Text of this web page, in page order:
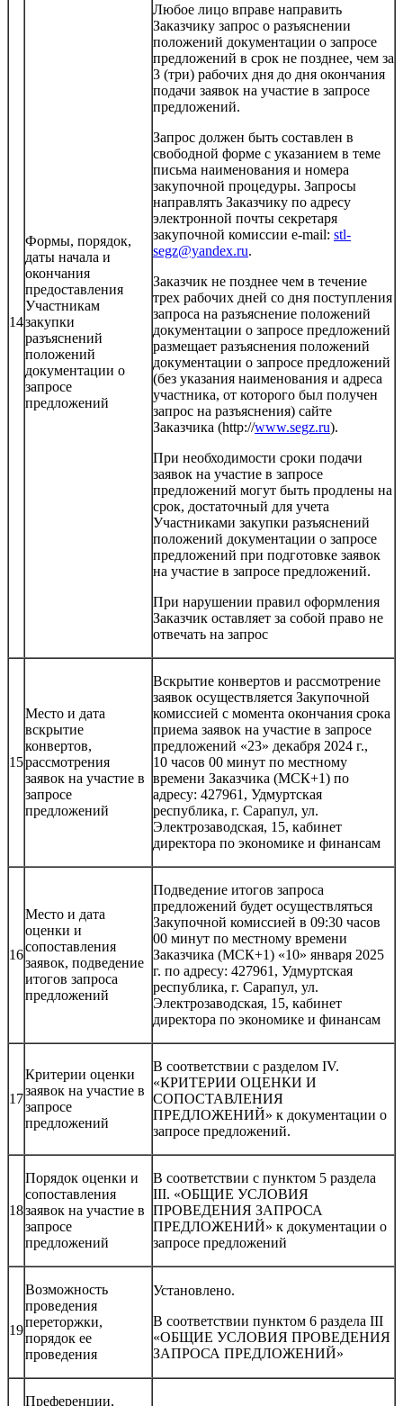
14
Формы, порядок,
даты начала и
окончания
предоставления
Участникам
закупки
разъяснений
положений
документации о
запросе
предложений
Любое лицо вправе направить
Заказчику запрос о разъяснении
положений документации о запросе
предложений в срок не позднее, чем за
3 (три) рабочих дня до дня окончания
подачи заявок на участие в запросе
предложений.
Запрос должен быть составлен в
свободной форме с указанием в теме
письма наименования и номера
закупочной процедуры. Запросы
направлять Заказчику по адресу
электронной почты секретаря
закупочной комиссии e-mail: stl-
segz@yandex.ru.
Заказчик не позднее чем в течение
трех рабочих дней со дня поступления
запроса на разъяснение положений
документации о запросе предложений
размещает разъяснения положений
документации о запросе предложений
(без указания наименования и адреса
участника, от которого был получен
запрос на разъяснения) сайте
Заказчика (http://www.segz.ru).
При необходимости сроки подачи
заявок на участие в запросе
предложений могут быть продлены на
срок, достаточный для учета
Участниками закупки разъяснений
положений документации о запросе
предложений при подготовке заявок
на участие в запросе предложений.
При нарушении правил оформления
Заказчик оставляет за собой право не
отвечать на запрос
15
Место и дата
вскрытие
конвертов,
рассмотрения
заявок на участие в
запросе
предложений
Вскрытие конвертов и рассмотрение
заявок осуществляется Закупочной
комиссией с момента окончания срока
приема заявок на участие в запросе
предложений «23» декабря 2024 г.,
10 часов 00 минут по местному
времени Заказчика (МСК+1) по
адресу: 427961, Удмуртская
республика, г. Сарапул, ул.
Электрозаводская, 15, кабинет
директора по экономике и финансам
16
Место и дата
оценки и
сопоставления
заявок, подведение
итогов запроса
предложений
Подведение итогов запроса
предложений будет осуществляться
Закупочной комиссией в 09:30 часов
00 минут по местному времени
Заказчика (МСК+1) «10» января 2025
г. по адресу: 427961, Удмуртская
республика, г. Сарапул, ул.
Электрозаводская, 15, кабинет
директора по экономике и финансам
17
Критерии оценки
заявок на участие в
запросе
предложений
В соответствии с разделом IV.
«КРИТЕРИИ ОЦЕНКИ И
СОПОСТАВЛЕНИЯ
ПРЕДЛОЖЕНИЙ» к документации о
запросе предложений.
18
Порядок оценки и
сопоставления
заявок на участие в
запросе
предложений
В соответствии с пунктом 5 раздела
III. «ОБЩИЕ УСЛОВИЯ
ПРОВЕДЕНИЯ ЗАПРОСА
ПРЕДЛОЖЕНИЙ» к документации о
запросе предложений
19
Возможность
проведения
переторжки,
порядок ее
проведения
Установлено.
В соответствии пунктом 6 раздела III
«ОБЩИЕ УСЛОВИЯ ПРОВЕДЕНИЯ
ЗАПРОСА ПРЕДЛОЖЕНИЙ»
Преференции,